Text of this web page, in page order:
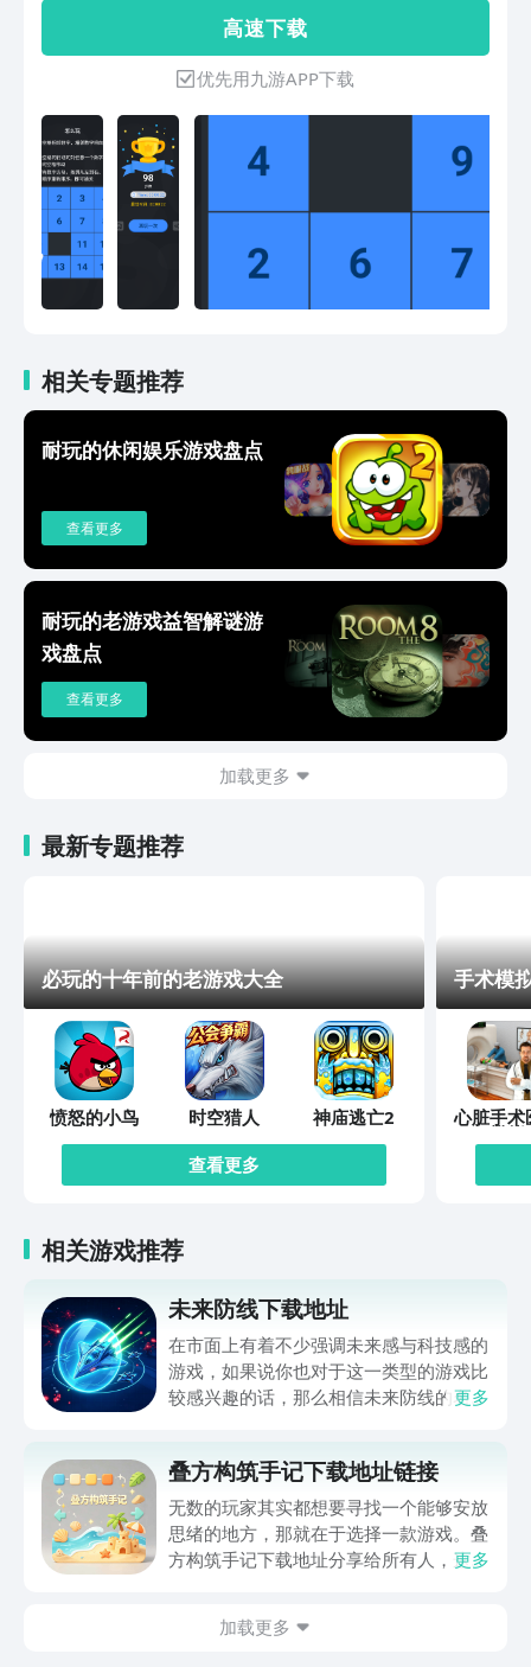
点:1.3*3到10*10 8个难度级别等你来挑
战! 2.训练你的大脑和提高你的思维能
力。
高 速 下 载
优先用九游APP下载
相关专题推荐
耐玩的休闲娱乐游戏盘点
查看更多
耐玩的老游戏益智解谜游
戏盘点
查看更多
加载更多
最新专题推荐
必玩的十年前的老游戏大全
愤怒的小鸟 时空猎人
神庙逃亡2
查看更多
手术模
心脏手术
模拟
相关游戏推荐
未来防线下载地址
在市面上有着不少强调未来感与科技感的
游戏，如果说你也对于这一类型的游戏比
较感兴趣的话，那么相信未来防线的名字
关链接，在最近这款游戏的热度非常之
高，无论是先进前卫的背景设定，还是紧
张有趣的战斗玩法，都吸引着不少同学的
关注，你是否也想要提前进行预约，方便
更多
叠方构筑手记下载地址链接
无数的玩家其实都想要寻找一个能够安放
思绪的地方，那就在于选择一款游戏。叠
方构筑手记下载地址分享给所有人，这一
情。如果大家想要下载这款游戏，其实方
更多
加载更多